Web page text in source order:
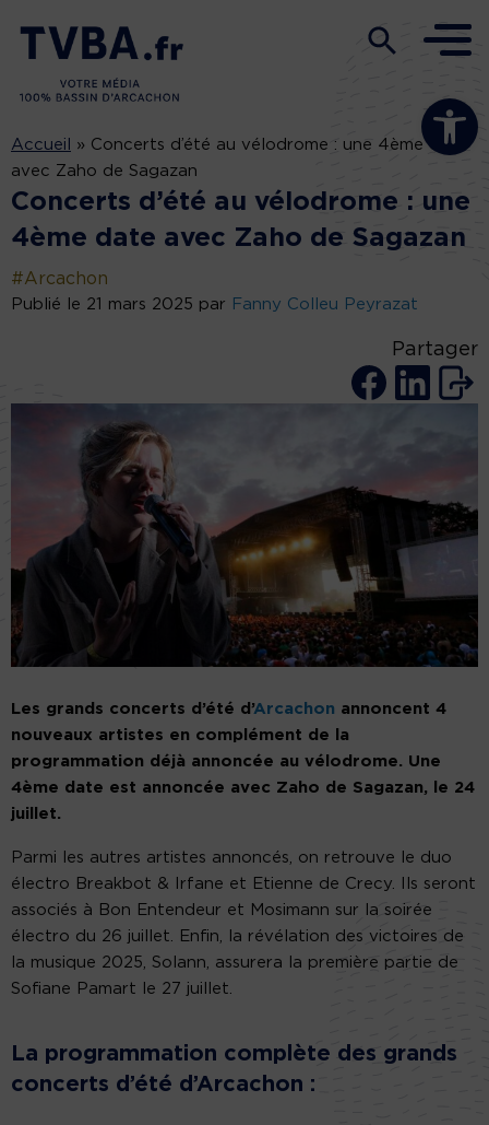
Ouvrir la
Accueil » Concerts d’été au vélodrome : une 4ème date
avec Zaho de Sagazan
Concerts d’été au vélodrome : une
4ème date avec Zaho de Sagazan
#Arcachon
Publié le 21 mars 2025 par Fanny Colleu Peyrazat
Partager
Les grands concerts d’été d’Arcachon annoncent 4
nouveaux artistes en complément de la
programmation déjà annoncée au vélodrome. Une
4ème date est annoncée avec Zaho de Sagazan, le 24
juillet.
Parmi les autres artistes annoncés, on retrouve le duo
électro Breakbot & Irfane et Etienne de Crecy. Ils seront
associés à Bon Entendeur et Mosimann sur la soirée
électro du 26 juillet. Enfin, la révélation des victoires de
la musique 2025, Solann, assurera la première partie de
Sofiane Pamart le 27 juillet.
La programmation complète des grands
concerts d’été d’Arcachon :